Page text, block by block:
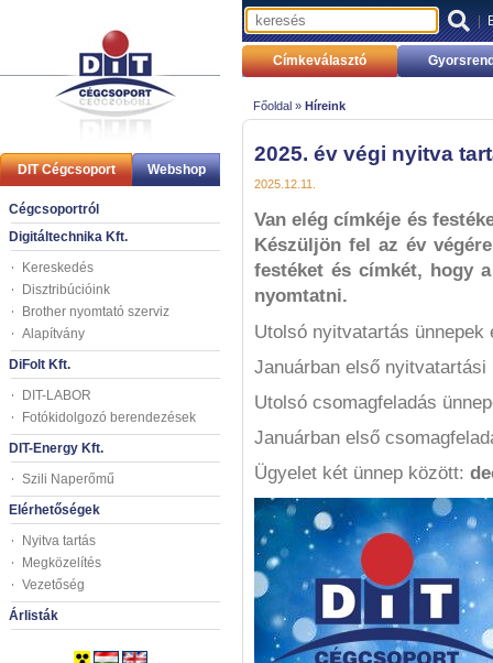
DIT Cégcsoport Webshop
Cégcsoportról
Digitáltechnika Kft.
Kereskedés
Disztribúcióink
Brother nyomtató szerviz
Alapítvány
DiFolt Kft.
DIT-LABOR
Fotókidolgozó berendezések
DIT-Energy Kft.
Szili Naperőmű
Elérhetőségek
Nyitva tartás
Megközelítés
Vezetőség
Árlisták
|
Címkeválasztó
Főoldal » Híreink
2025. év végi nyitva
2025.12.11.
Van elég címkéje és
Készüljön fel az év
festéket és címkét, hogy
nyomtatni.
Utolsó nyitvatartás ünnepek
Januárban első nyitvatartási
Utolsó csomagfeladás
Januárban első
Ügyelet két ünnep között: